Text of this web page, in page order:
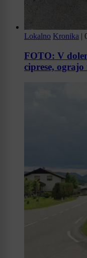
Lokalno Kronika
FOTO: V
ciprese,